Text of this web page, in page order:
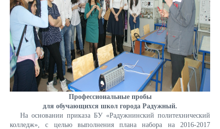
Профессиональные пробы
для обучающихся школ города Радужный.
На основании приказа БУ «Радужнинский политехнический
колледж», с целью выполнения плана набора на 2016-2017